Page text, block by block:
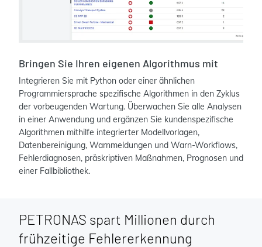
Bringen Sie Ihren eigenen Algorithmus mit
Integrieren Sie mit Python oder einer ähnlichen
Programmiersprache spezifische Algorithmen in den Zyklus
der vorbeugenden Wartung. Überwachen Sie alle Analysen
in einer Anwendung und ergänzen Sie kundenspezifische
Algorithmen mithilfe integrierter Modellvorlagen,
Datenbereinigung, Warnmeldungen und Warn-Workflows,
Fehlerdiagnosen, präskriptiven Maßnahmen, Prognosen und
einer Fallbibliothek.
PETRONAS spart Millionen durch
frühzeitige Fehlererkennung